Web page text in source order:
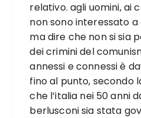
relativo. agli uomini, ai
non sono interessato a
ma dire che non si sia
dei crimini del
annessi e connessi è
fino al punto, secondo
che l’italia nei 50 anni
berlusconi sia stata